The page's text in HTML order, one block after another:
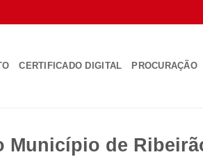
CERTIFICADO DIGITAL PROCURAÇÃO
Município de